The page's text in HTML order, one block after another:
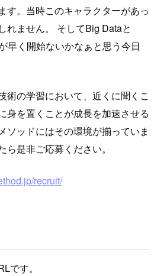
す。当時このキャラクターがあっ
れません。 そしてBig Dataと
早く開始ないかなぁと思う今日
術の学習において、近くに聞くこ
身を置くことが成長を加速させる
ソッドにはその環境が揃っていま
是非ご応募ください。
recruit/
です。